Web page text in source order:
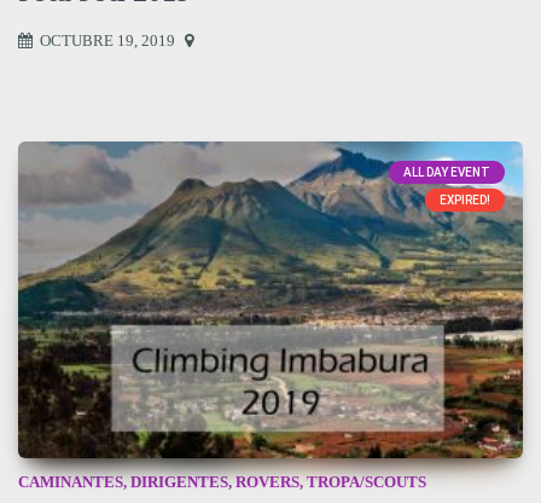
OCTUBRE 19, 2019
ALL DAY EVENT
EXPIRED!
CAMINANTES,DIRIGENTES,ROVERS,TROPA/SCOUTS